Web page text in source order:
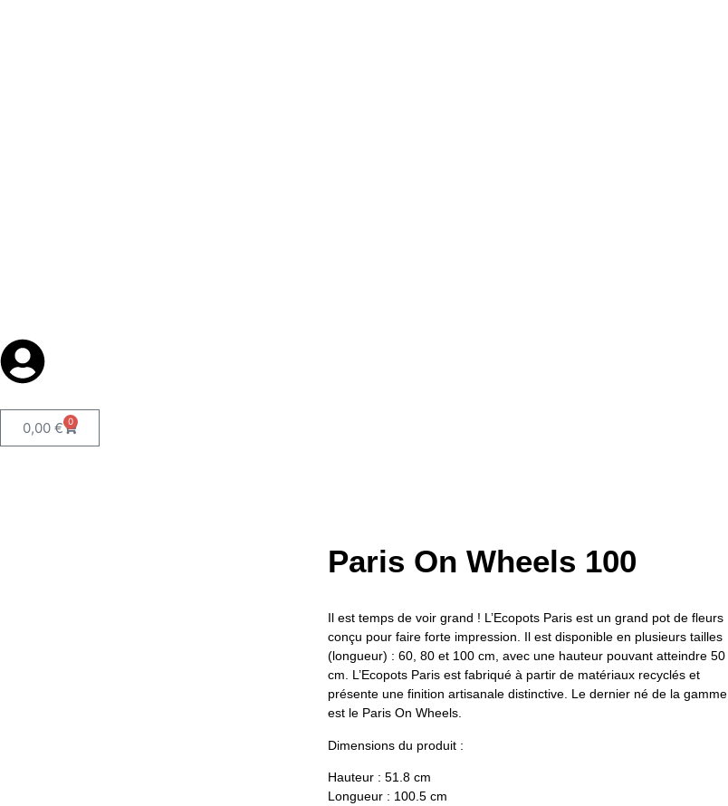
0,00 € 0
Paris On Wheels 100
Il est temps de voir grand ! L’Ecopots Paris est un grand pot de fleurs
conçu pour faire forte impression. Il est disponible en plusieurs tailles
(longueur) : 60, 80 et 100 cm, avec une hauteur pouvant atteindre 50
cm. L’Ecopots Paris est fabriqué à partir de matériaux recyclés et
présente une finition artisanale distinctive. Le dernier né de la gamme
est le Paris On Wheels.
Dimensions du produit :
Hauteur : 51.8 cm
Longueur : 100.5 cm